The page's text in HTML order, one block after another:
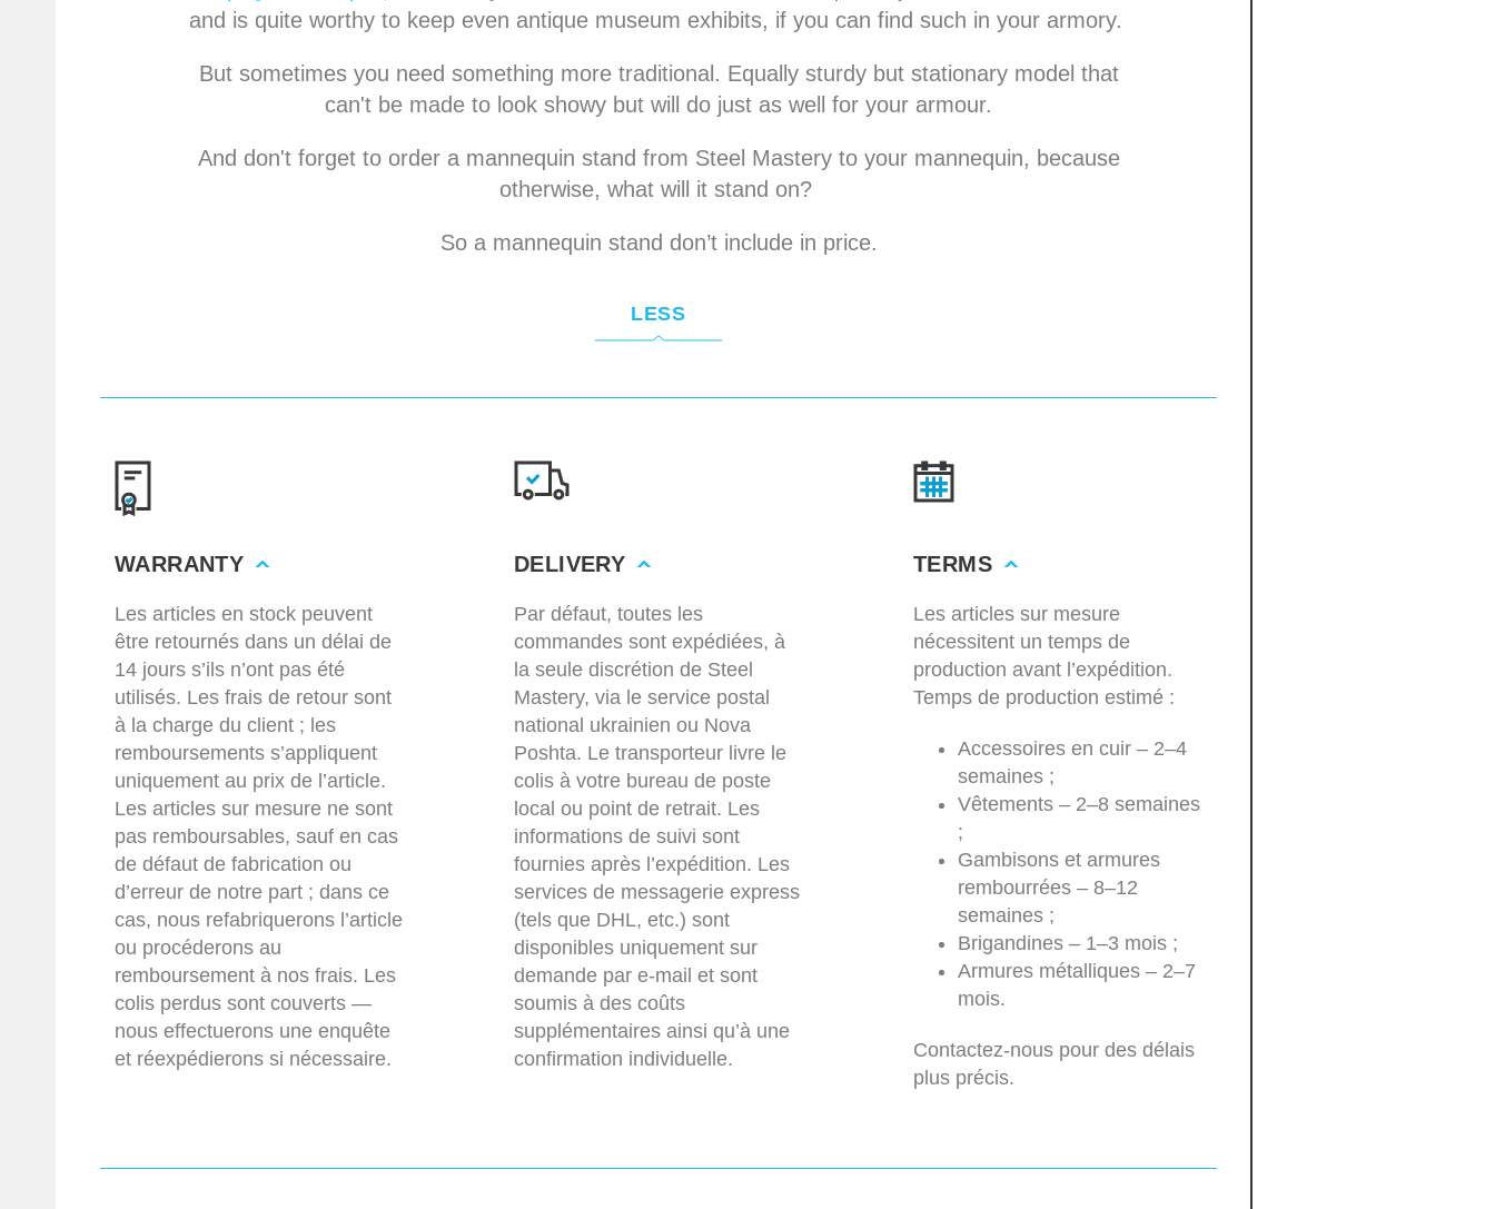
and is quite worthy to keep even antique museum exhibits, if you can find such in your armory.
But sometimes you need something more traditional. Equally sturdy but stationary model that
can't be made to look showy but will do just as well for your armour.
And don't forget to order a mannequin stand from Steel Mastery to your mannequin, because
otherwise, what will it stand on?
So a mannequin stand don’t include in price.
LESS
WARRANTY
Les articles en stock peuvent
être retournés dans un délai de
14 jours s’ils n’ont pas été
utilisés. Les frais de retour sont
à la charge du client ; les
remboursements s’appliquent
uniquement au prix de l’article.
Les articles sur mesure ne sont
pas remboursables, sauf en cas
de défaut de fabrication ou
d’erreur de notre part ; dans ce
cas, nous refabriquerons l’article
ou procéderons au
remboursement à nos frais. Les
colis perdus sont couverts —
nous effectuerons une enquête
et réexpédierons si nécessaire.
DELIVERY
Par défaut, toutes les
commandes sont expédiées, à
la seule discrétion de Steel
Mastery, via le service postal
national ukrainien ou Nova
Poshta. Le transporteur livre le
colis à votre bureau de poste
local ou point de retrait. Les
informations de suivi sont
fournies après l’expédition. Les
services de messagerie express
(tels que DHL, etc.) sont
disponibles uniquement sur
demande par e-mail et sont
soumis à des coûts
supplémentaires ainsi qu’à une
confirmation individuelle.
TERMS
Les articles sur mesure
nécessitent un temps de
production avant l’expédition.
Temps de production estimé :
Accessoires en cuir – 2–4
semaines ;
Vêtements – 2–8 semaines
;
Gambisons et armures
rembourrées – 8–12
semaines ;
Brigandines – 1–3 mois ;
Armures métalliques – 2–7
mois.
Contactez-nous pour des délais
plus précis.